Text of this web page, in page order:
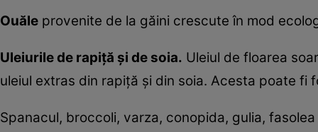
Ouăle provenite de la găini crescute în mod
Uleiurile de rapiţă şi de soia. Uleiul de floarea
uleiul extras din rapiţă şi din soia. Acesta poate fi
Spanacul, broccoli, varza, conopida, gulia,